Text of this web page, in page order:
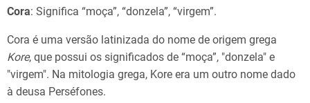
Cora: Significa “moça”, “donzela”, “virgem”.
Cora é uma versão latinizada do nome de origem grega
Kore, que possui os significados de “moça”, "donzela" e
"virgem". Na mitologia grega, Kore era um outro nome dado
à deusa Perséfones.